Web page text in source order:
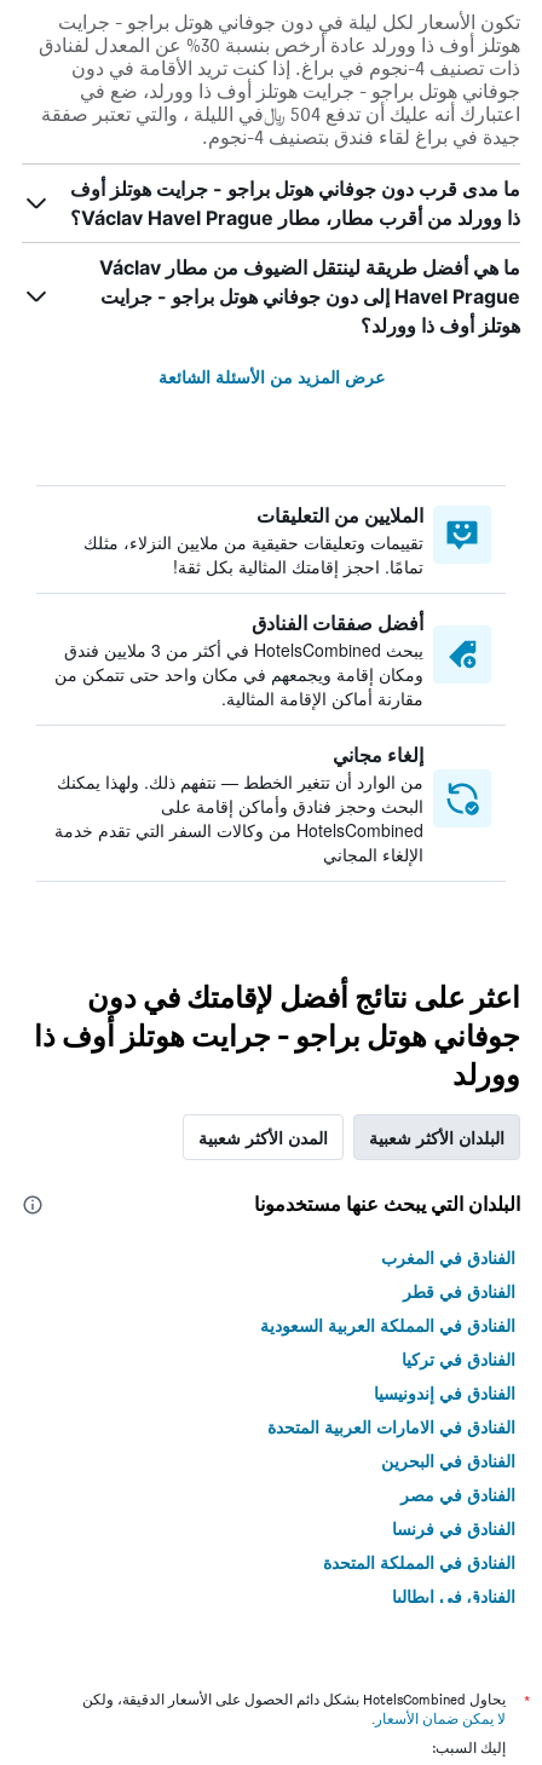
تكون الأسعار لكل ليلة في دون جوفاني هوتل براجو - جرايت
هوتلز أوف ذا وورلد عادة أرخص بنسبة 30% عن المعدل لفنادق
ذات تصنيف 4-نجوم في براغ. إذا كنت تريد الأقامة في دون
جوفاني هوتل براجو - جرايت هوتلز أوف ذا وورلد، ضع في
اعتبارك أنه عليك أن تدفع 504 ﷼في الليلة ، والتي تعتبر صفقة
جيدة في براغ لقاء فندق بتصنيف 4-نجوم.
ما مدى قرب دون جوفاني هوتل براجو - جرايت هوتلز أوف
ذا وورلد من أقرب مطار، مطار Václav Havel Prague؟
ما هي أفضل طريقة لينتقل الضيوف من مطار Václav
Havel Prague إلى دون جوفاني هوتل براجو - جرايت
هوتلز أوف ذا وورلد؟
عرض المزيد من الأسئلة الشائعة
الملايين من التعليقات
تقييمات وتعليقات حقيقية من ملايين النزلاء، مثلك
تمامًا. احجز إقامتك المثالية بكل ثقة!
أفضل صفقات الفنادق
يبحث HotelsCombined في أكثر من 3 ملايين فندق
ومكان إقامة ويجمعهم في مكان واحد حتى تتمكن من
مقارنة أماكن الإقامة المثالية.
إلغاء مجاني
من الوارد أن تتغير الخطط — نتفهم ذلك. ولهذا يمكنك
البحث وحجز فنادق وأماكن إقامة على
HotelsCombined من وكالات السفر التي تقدم خدمة
الإلغاء المجاني
اعثر على نتائج أفضل لإقامتك في دون
جوفاني هوتل براجو - جرايت هوتلز أوف ذا
وورلد
البلدان الأكثر شعبية المدن الأكثر شعبية
البلدان التي يبحث عنها مستخدمونا
الفنادق في المغرب
الفنادق في قطر
الفنادق في المملكة العربية السعودية
الفنادق في تركيا
الفنادق في إندونيسيا
الفنادق في الامارات العربية المتحدة
الفنادق في البحرين
الفنادق في مصر
الفنادق في فرنسا
الفنادق في المملكة المتحدة
الفنادق في إيطاليا
*
يحاول HotelsCombined بشكل دائم الحصول على الأسعار الدقيقة، ولكن
لا يمكن ضمان الأسعار .
إليك السبب: